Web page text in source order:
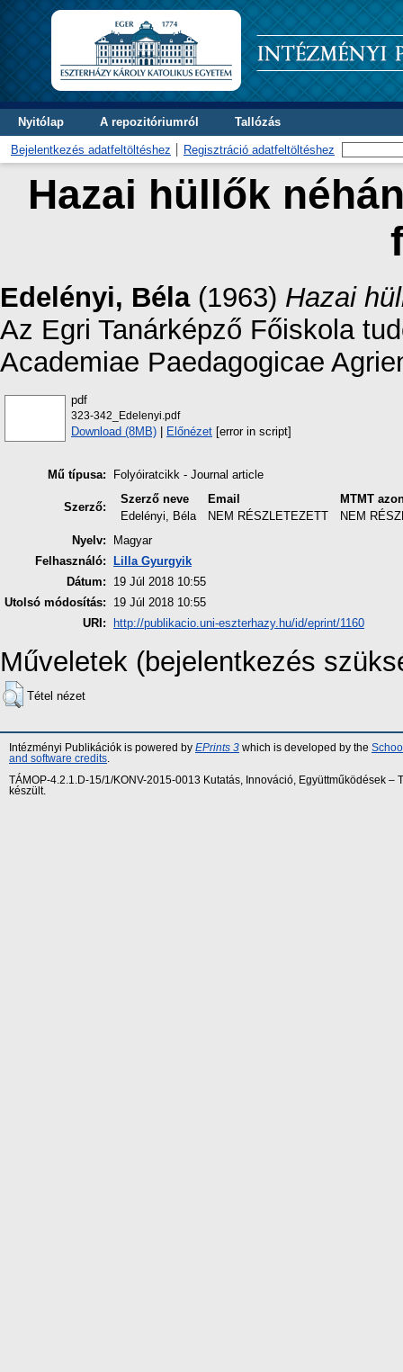
Nyitólap A repozitóriumról Tallózás
Bejelentkezés adatfeltöltéshez Regisztráció adatfeltöltéshez
Hazai hüllők
Edelényi, Béla(1963) Hazai
Az Egri Tanárképző Főiskola
Academiae Paedagogicae
pdf
323-342_Edelenyi.pdf
Download (8MB) | Előnézet [error in script]
Mű típusa: Folyóiratcikk - Journal article
Szerző:
Szerző neve Email
MTMT
Edelényi, Béla
NEM RÉSZLETEZETT
NEM
Nyelv:
Magyar
Felhasználó:
Lilla Gyurgyik
Dátum:
19 Júl 2018 10:55
Utolsó módosítás:
19 Júl 2018 10:55
URI:
http://publikacio.uni-eszterhazy.hu/id/eprint/1160
Műveletek (bejelentkezés
Tétel nézet
Intézményi Publikációk is powered by EPrints 3 which is developed by the
and software credits
TÁMOP-4.2.1.D-15/1/KONV-2015-0013 Kutatás, Innováció, Együttműködések
készült.